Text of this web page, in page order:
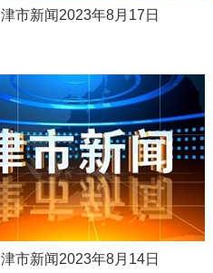
津市新闻2023年8月17日
津市新闻2023年8月14日